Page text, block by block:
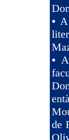
•
•
de